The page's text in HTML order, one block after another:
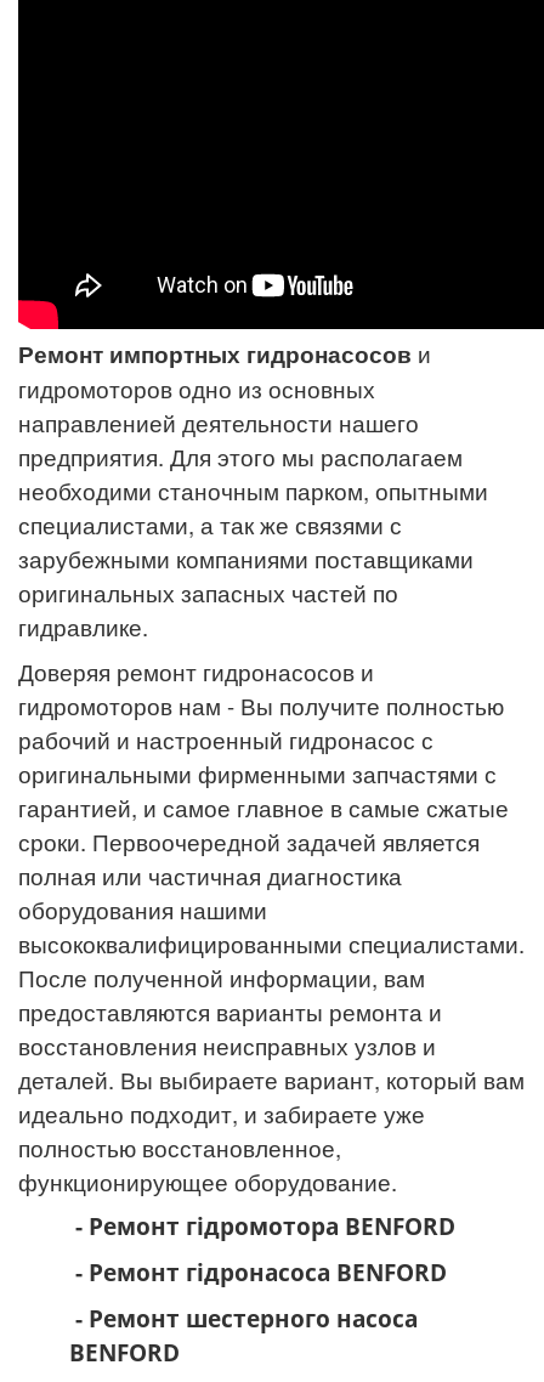
Ремонт импортных гидронасосов и
гидромоторов одно из основных
направленией деятельности нашего
предприятия. Для этого мы располагаем
необходими станочным парком, опытными
специалистами, а так же связями с
зарубежными компаниями поставщиками
оригинальных запасных частей по
гидравлике.
Доверяя ремонт гидронасосов и
гидромоторов нам - Вы получите полностью
рабочий и настроенный гидронасос с
оригинальными фирменными запчастями с
гарантией, и самое главное в самые сжатые
сроки. Первоочередной задачей является
полная или частичная диагностика
оборудования нашими
высококвалифицированными специалистами.
После полученной информации, вам
предоставляются варианты ремонта и
восстановления неисправных узлов и
деталей. Вы выбираете вариант, который вам
идеально подходит, и забираете уже
полностью восстановленное,
функционирующее оборудование.
- Ремонт гідромотора BENFORD
- Ремонт гідронасоса BENFORD
- Ремонт шестерного насоса
BENFORD